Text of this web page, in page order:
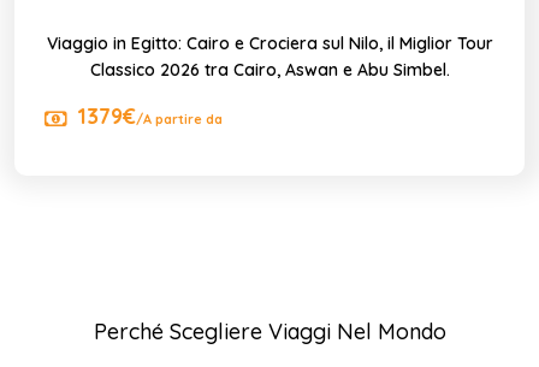
Viaggio in Egitto: Cairo e Crociera sul Nilo, il Miglior Tour
Classico 2026 tra Cairo, Aswan e Abu Simbel.
1379€/A partire da
Perché Scegliere Viaggi Nel Mondo